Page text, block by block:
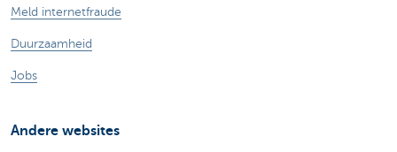
Meld internetfraude
Duurzaamheid
Jobs
Andere websites